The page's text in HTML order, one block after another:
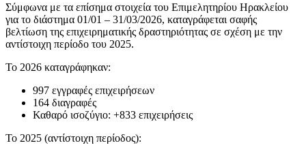
Σύμφωνα με τα επίσημα στοιχεία του Επιμελητηρίου Ηρακλείου
για το διάστημα 01/01 – 31/03/2026, καταγράφεται σαφής
βελτίωση της επιχειρηματικής δραστηριότητας σε σχέση με την
αντίστοιχη περίοδο του 2025.
Το 2026 καταγράφηκαν:
997 εγγραφές επιχειρήσεων
164 διαγραφές
Καθαρό ισοζύγιο: +833 επιχειρήσεις
Το 2025 (αντίστοιχη περίοδος):